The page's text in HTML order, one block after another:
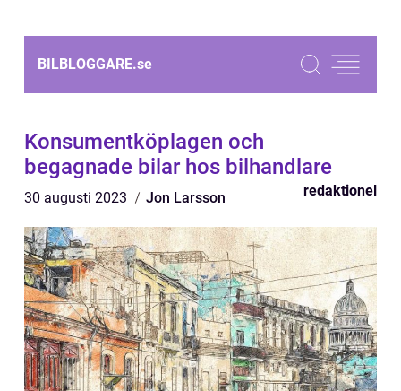
BILBLOGGARE.se
Konsumentköplagen och
begagnade bilar hos bilhandlare
30 augusti 2023 Jon Larsson redaktionel